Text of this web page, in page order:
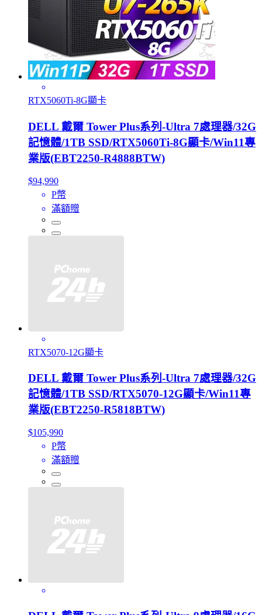
RTX5060Ti-8G顯卡
DELL 戴爾 Tower Plus系列-Ultra 7處理器/32G
記憶體/1TB SSD/RTX5060Ti-8G顯卡/Win11專
業版(EBT2250-R4888BTW)
$94,990
P幣
滿額贈
RTX5070-12G顯卡
DELL 戴爾 Tower Plus系列-Ultra 7處理器/32G
記憶體/1TB SSD/RTX5070-12G顯卡/Win11專
業版(EBT2250-R5818BTW)
$105,990
P幣
滿額贈